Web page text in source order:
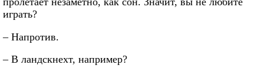
играть?
– Напротив.
– В ландскнехт, например?